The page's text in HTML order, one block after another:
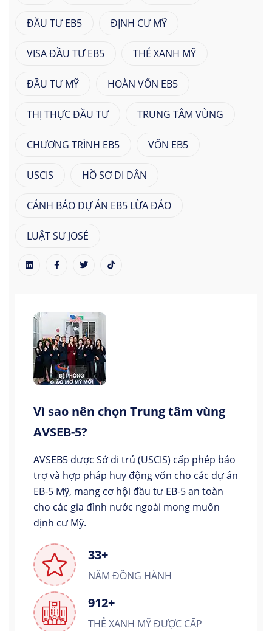
ĐẦU TƯ EB5 ĐỊNH CƯ MỸ
VISA ĐẦU TƯ EB5 THẺ XANH MỸ
ĐẦU TƯ MỸ HOÀN VỐN EB5
THỊ THỰC ĐẦU TƯ TRUNG TÂM VÙNG
CHƯƠNG TRÌNH EB5 VỐN EB5
USCIS HỒ SƠ DI DÂN
CẢNH BÁO DỰ ÁN EB5 LỪA ĐẢO
LUẬT SƯ JOSÉ
Vì sao nên chọn Trung tâm vùng
AVSEB-5?
AVSEB5 được Sở di trú (USCIS) cấp phép bảo
trợ và hợp pháp huy động vốn cho các dự án
EB-5 Mỹ, mang cơ hội đầu tư EB-5 an toàn
cho các gia đình nước ngoài mong muốn
định cư Mỹ.
33+
NĂM ĐỒNG HÀNH
912+
THẺ XANH MỸ ĐƯỢC CẤP